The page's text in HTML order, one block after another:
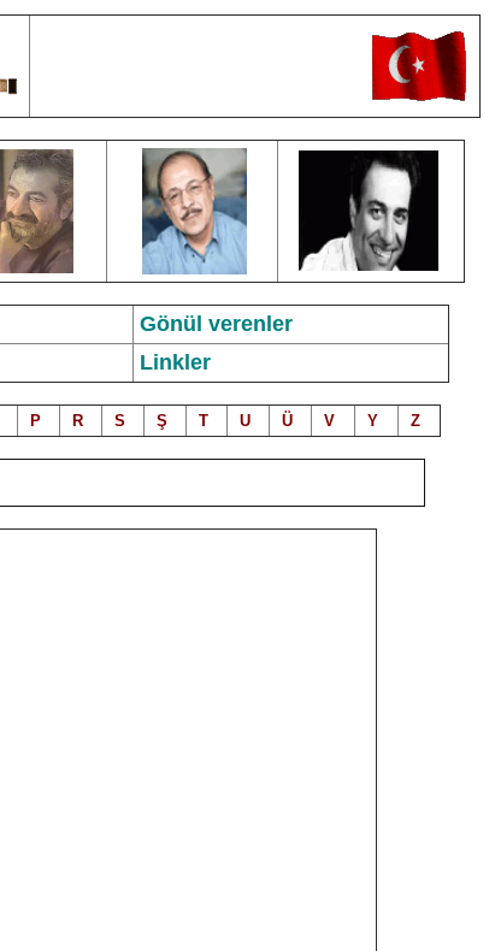
Gönül verenler
Linkler
P R S Ş T U Ü V Y Z